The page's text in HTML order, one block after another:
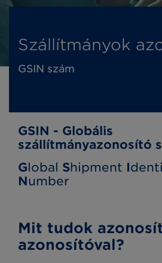
Szállítmányok
GSIN szám
GSIN - Globális
szállítmányazonosító
Global Shipment I
Number
Mit tudok
azonosítóval?